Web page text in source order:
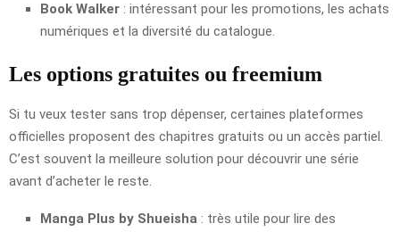
Book Walker : intéressant pour les promotions, les achats
numériques et la diversité du catalogue.
Les options gratuites ou freemium
Si tu veux tester sans trop dépenser, certaines plateformes
officielles proposent des chapitres gratuits ou un accès partiel.
C’est souvent la meilleure solution pour découvrir une série
avant d’acheter le reste.
Manga Plus by Shueisha : très utile pour lire des